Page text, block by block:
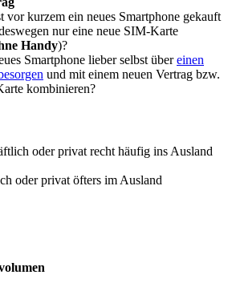
vor kurzem ein neues Smartphone gekauft
nur eine neue SIM-Karte
Handy)?
Smartphone lieber selbst übereinen
und mit einem neuen Vertrag bzw.
kombinieren?
oder privat recht häufig ins Ausland
oder privat öfters im Ausland